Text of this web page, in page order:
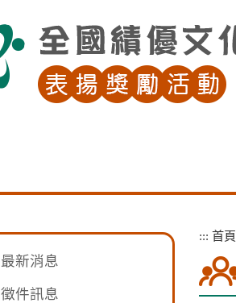
最新消息
徵件訊息
::: 首頁